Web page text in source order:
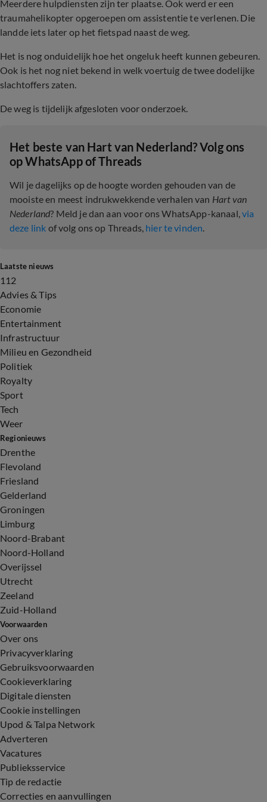
Meerdere hulpdiensten zijn ter plaatse. Ook werd er een
traumahelikopter opgeroepen om assistentie te verlenen. Die
landde iets later op het fietspad naast de weg.
Het is nog onduidelijk hoe het ongeluk heeft kunnen gebeuren.
Ook is het nog niet bekend in welk voertuig de twee dodelijke
slachtoffers zaten.
De weg is tijdelijk afgesloten voor onderzoek.
Het beste van Hart van Nederland? Volg ons
op WhatsApp of Threads
Wil je dagelijks op de hoogte worden gehouden van de
mooiste en meest indrukwekkende verhalen van Hart van
Nederland? Meld je dan aan voor ons WhatsApp-kanaal,via
deze link of volg ons op Threads, hier te vinden.
Laatste nieuws
112
Advies & Tips
Economie
Entertainment
Infrastructuur
Milieu en Gezondheid
Politiek
Royalty
Sport
Tech
Weer
Regionieuws
Drenthe
Flevoland
Friesland
Gelderland
Groningen
Limburg
Noord-Brabant
Noord-Holland
Overijssel
Utrecht
Zeeland
Zuid-Holland
Voorwaarden
Over ons
Privacyverklaring
Gebruiksvoorwaarden
Cookieverklaring
Digitale diensten
Cookie instellingen
Upod & Talpa Network
Adverteren
Vacatures
Publieksservice
Tip de redactie
Correcties en aanvullingen